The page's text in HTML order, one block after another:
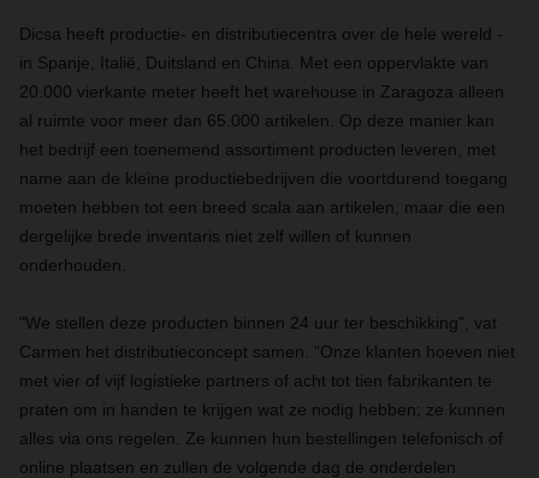
Dicsa heeft productie- en distributiecentra over de hele wereld -
in Spanje, Italië, Duitsland en China. Met een oppervlakte van
20.000 vierkante meter heeft het warehouse in Zaragoza alleen
al ruimte voor meer dan 65.000 artikelen. Op deze manier kan
het bedrijf een toenemend assortiment producten leveren, met
name aan de kleine productiebedrijven die voortdurend toegang
moeten hebben tot een breed scala aan artikelen, maar die een
dergelijke brede inventaris niet zelf willen of kunnen
onderhouden.
"We stellen deze producten binnen 24 uur ter beschikking", vat
Carmen het distributieconcept samen. "Onze klanten hoeven niet
met vier of vijf logistieke partners of acht tot tien fabrikanten te
praten om in handen te krijgen wat ze nodig hebben; ze kunnen
alles via ons regelen. Ze kunnen hun bestellingen telefonisch of
online plaatsen en zullen de volgende dag de onderdelen